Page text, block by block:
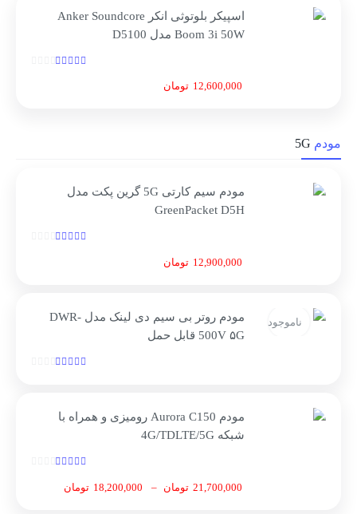
اسپیکر بلوتوثی انکر Anker Soundcore
Boom 3i 50W مدل D5100
تومان
مودم
مودم سیم کارتی 5G گرین پکت مدل
GreenPacket D5H
تومان
ناموجود
مودم روتر بی سیم دی لینک مدل DWR-
500V ۵G قابل حمل
مودم Aurora C150 رومیزی و همراه با
شبکه 4G/TDLTE/5G
تومان – تومان